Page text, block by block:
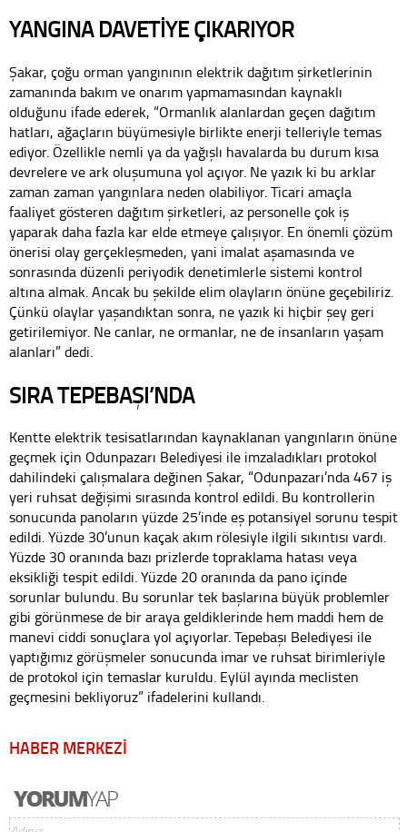
YANGINA DAVETİYE ÇIKARIYOR
Şakar, çoğu orman yangınının elektrik dağıtım şirketlerinin
zamanında bakım ve onarım yapmamasından kaynaklı
olduğunu ifade ederek, “Ormanlık alanlardan geçen dağıtım
hatları, ağaçların büyümesiyle birlikte enerji telleriyle temas
ediyor. Özellikle nemli ya da yağışlı havalarda bu durum kısa
devrelere ve ark oluşumuna yol açıyor. Ne yazık ki bu arklar
zaman zaman yangınlara neden olabiliyor. Ticari amaçla
faaliyet gösteren dağıtım şirketleri, az personelle çok iş
yaparak daha fazla kar elde etmeye çalışıyor. En önemli çözüm
önerisi olay gerçekleşmeden, yani imalat aşamasında ve
sonrasında düzenli periyodik denetimlerle sistemi kontrol
altına almak. Ancak bu şekilde elim olayların önüne geçebiliriz.
Çünkü olaylar yaşandıktan sonra, ne yazık ki hiçbir şey geri
getirilemiyor. Ne canlar, ne ormanlar, ne de insanların yaşam
alanları” dedi.
SIRA TEPEBAŞI’NDA
Kentte elektrik tesisatlarından kaynaklanan yangınların önüne
geçmek için Odunpazarı Belediyesi ile imzaladıkları protokol
dahilindeki çalışmalara değinen Şakar, “Odunpazarı’nda 467 iş
yeri ruhsat değişimi sırasında kontrol edildi. Bu kontrollerin
sonucunda panoların yüzde 25’inde eş potansiyel sorunu tespit
edildi. Yüzde 30’unun kaçak akım rölesiyle ilgili sıkıntısı vardı.
Yüzde 30 oranında bazı prizlerde topraklama hatası veya
eksikliği tespit edildi. Yüzde 20 oranında da pano içinde
sorunlar bulundu. Bu sorunlar tek başlarına büyük problemler
gibi görünmese de bir araya geldiklerinde hem maddi hem de
manevi ciddi sonuçlara yol açıyorlar. Tepebaşı Belediyesi ile
yaptığımız görüşmeler sonucunda imar ve ruhsat birimleriyle
de protokol için temaslar kuruldu. Eylül ayında meclisten
geçmesini bekliyoruz” ifadelerini kullandı.
HABER MERKEZİ